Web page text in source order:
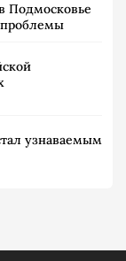
Подмосковье
проблемы
узнаваемым